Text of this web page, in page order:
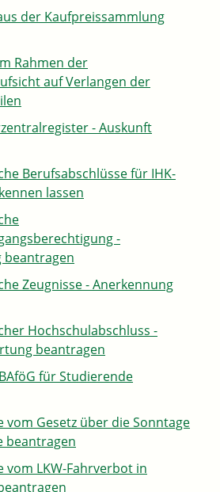
der Kaufpreissammlung
Rahmen der
auf Verlangen der
- Auskunft
Berufsabschlüsse für IHK-
lassen
-
beantragen
Zeugnisse - Anerkennung
Hochschulabschluss -
beantragen
für Studierende
vom Gesetz über die Sonntage
beantragen
vom LKW-Fahrverbot in